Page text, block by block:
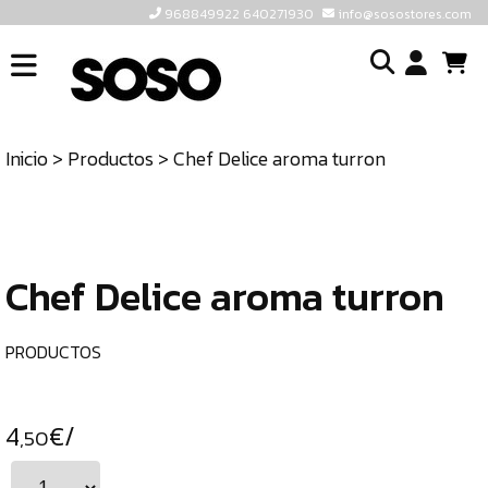
968849922 640271930 info@sosostores.com
INICIO
TIENDA
640271930
Inicio> Productos> Chef Delice aroma turron
Chef Delice aroma turron
PRODUCTOS
4,50€/